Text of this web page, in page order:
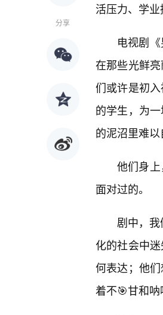
分享
活压力、学
电视剧
在那些光鲜
们或许是初
的学生，为
的泥沼里难以
他们身
面对过的。
剧中，
化的社会中
何表达；他
着不🎯甘和呐